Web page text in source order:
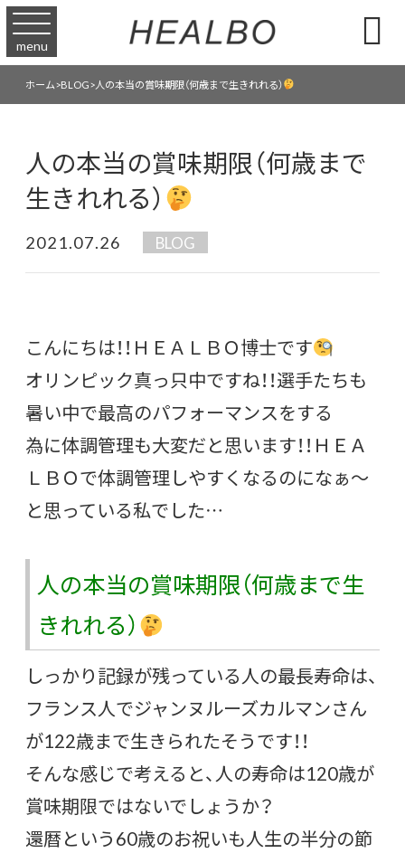
menu 
ホーム>BLOG>人の本当の賞味期限（何歳まで生きれれる）
人の本当の賞味期限（何歳まで
生きれれる）
2021.07.26 BLOG
こんにちは！！ＨＥＡＬＢＯ博士です
オリンピック真っ只中ですね！！選手たちも
暑い中で最高のパフォーマンスをする
為に体調管理も大変だと思います！！ＨＥＡ
ＬＢＯで体調管理しやすくなるのになぁ～
と思っている私でした…
人の本当の賞味期限（何歳まで生
きれれる）
しっかり記録が残っている人の最長寿命は、
フランス人でジャンヌルーズカルマンさん
が122歳まで生きられたそうです！！
そんな感じで考えると、人の寿命は120歳が
賞味期限ではないでしょうか？
還暦という60歳のお祝いも人生の半分の節